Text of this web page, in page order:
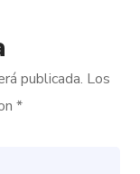
publicada. Los
*